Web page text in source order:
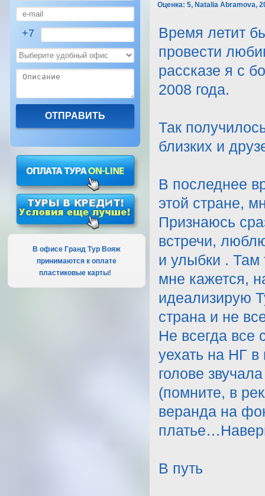
+7
В офисе Гранд Тур Вояж
принимаются к оплате
пластиковые карты!
Оценка: 5, Natalia Abramova,
Время летит
провести
рассказе я с
2008 года.
Так
близких и
В последнее
этой стране,
Признаюсь
встречи,
и улыбки . Там
мне кажется,
идеализирую
страна и не
Не всегда все
уехать на НГ в
голове
(помните, в
веранда на
В путь